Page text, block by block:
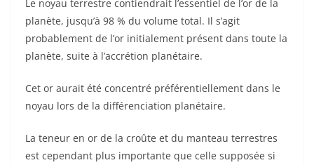
Le noyau terrestre contiendrait l’essentiel de l’or de la
planète, jusqu’à 98 % du volume total. Il s’agit
probablement de l’or initialement présent dans toute la
planète, suite à l’accrétion planétaire.
Cet or aurait été concentré préférentiellement dans le
noyau lors de la différenciation planétaire.
La teneur en or de la croûte et du manteau terrestres
est cependant plus importante que celle supposée si